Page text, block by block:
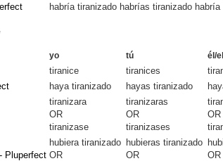
habría tiranizado habrías tiranizado
yo tú él/
tiranice tiranices
haya tiranizado hayas tiranizado
tiranizara
OR
tiranizase
tiranizaras
OR
tiranizases
OR
Pluperfect
hubiera tiranizado
OR
hubieras tiranizado
OR
OR